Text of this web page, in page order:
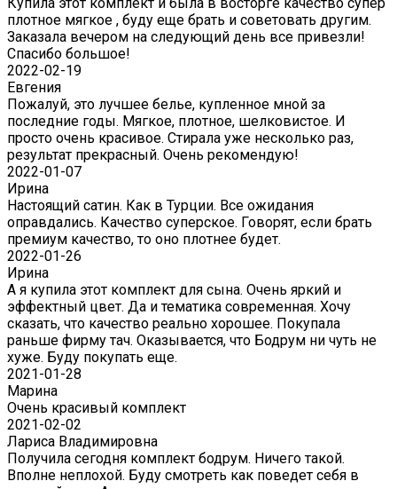
Купила этот комплект и была в восторге качество супер
плотное мягкое , буду еще брать и советовать другим.
Заказала вечером на следующий день все привезли!
Спасибо большое!
2022-02-19
Евгения
Пожалуй, это лучшее белье, купленное мной за
последние годы. Мягкое, плотное, шелковистое. И
просто очень красивое. Стирала уже несколько раз,
результат прекрасный. Очень рекомендую!
2022-01-07
Ирина
Настоящий сатин. Как в Турции. Все ожидания
оправдались. Качество суперское. Говорят, если брать
премиум качество, то оно плотнее будет.
2022-01-26
Ирина
А я купила этот комплект для сына. Очень яркий и
эффектный цвет. Да и тематика современная. Хочу
сказать, что качество реально хорошее. Покупала
раньше фирму тач. Оказывается, что Бодрум ни чуть не
хуже. Буду покупать еще.
2021-01-28
Марина
Очень красивый комплект
2021-02-02
Лариса Владимировна
Получила сегодня комплект бодрум. Ничего такой.
Вполне неплохой. Буду смотреть как поведет себя в